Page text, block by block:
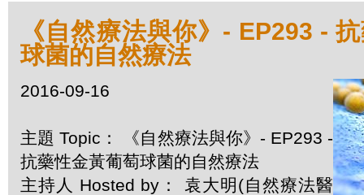
《自然療法與你》- EP293 -
球菌的自然療法
2016-09-16
主題 Topic： 《自然療法與你》- EP293 -
抗藥性金黃葡萄球菌的自然療法
主持人 Hosted by： 袁大明(自然療法醫